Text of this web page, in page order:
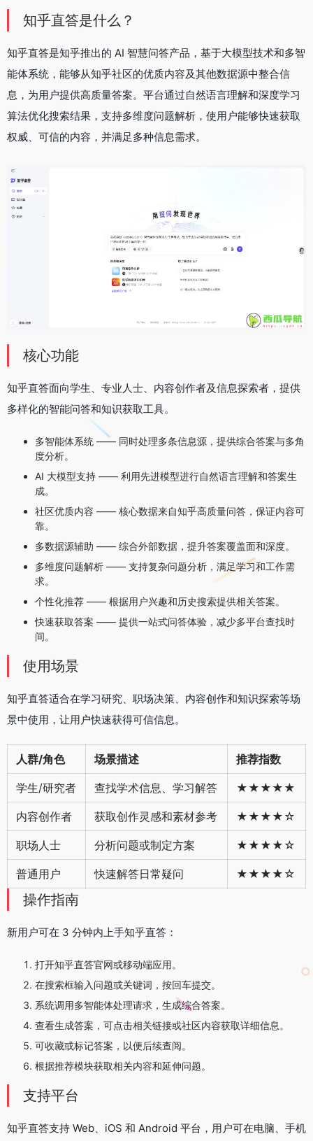
知乎直答是什么？
知乎直答是知乎推出的 AI 智慧问答产品，基于大模型技术和多智
能体系统，能够从知乎社区的优质内容及其他数据源中整合信
息，为用户提供高质量答案。平台通过自然语言理解和深度学习
算法优化搜索结果，支持多维度问题解析，使用户能够快速获取
权威、可信的内容，并满足多种信息需求。
核心功能
知乎直答面向学生、专业人士、内容创作者及信息探索者，提供
多样化的智能问答和知识获取工具。
多智能体系统 —— 同时处理多条信息源，提供综合答案与多角
度分析。
AI 大模型支持 —— 利用先进模型进行自然语言理解和答案生
成。
社区优质内容 —— 核心数据来自知乎高质量问答，保证内容可
靠。
多数据源辅助 —— 综合外部数据，提升答案覆盖面和深度。
多维度问题解析 —— 支持复杂问题分析，满足学习和工作需
求。
个性化推荐 —— 根据用户兴趣和历史搜索提供相关答案。
快速获取答案 —— 提供一站式问答体验，减少多平台查找时
间。
使用场景
知乎直答适合在学习研究、职场决策、内容创作和知识探索等场
景中使用，让用户快速获得可信信息。
人群/角色 场景描述 推荐指数
学生/研究者 查找学术信息、学习解答 ★★★★★
内容创作者 获取创作灵感和素材参考 ★★★★☆
职场人士 分析问题或制定方案 ★★★★☆
普通用户 快速解答日常疑问 ★★★★☆
操作指南
新用户可在 3 分钟内上手知乎直答：
打开知乎直答官网或移动端应用。
在搜索框输入问题或关键词，按回车提交。
系统调用多智能体处理请求，生成综合答案。
查看生成答案，可点击相关链接或社区内容获取详细信息。
可收藏或标记答案，以便后续查阅。
根据推荐模块获取相关内容和延伸问题。
支持平台
知乎直答支持 Web、iOS 和 Android 平台，用户可在电脑、手机